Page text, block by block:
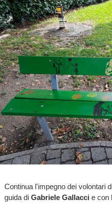
Continua l'impegno dei volontari
guida di Gabriele Gallacci e con